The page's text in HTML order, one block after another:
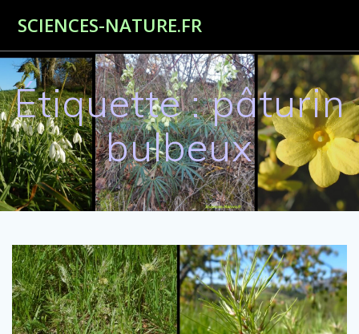
au
SCIENCES-NATURE.FR
Étiquette :pâturin
bulbeux